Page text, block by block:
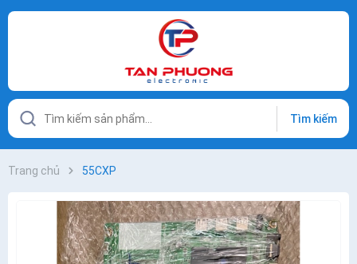
Tìm kiếm
Trang chủ 55CXP